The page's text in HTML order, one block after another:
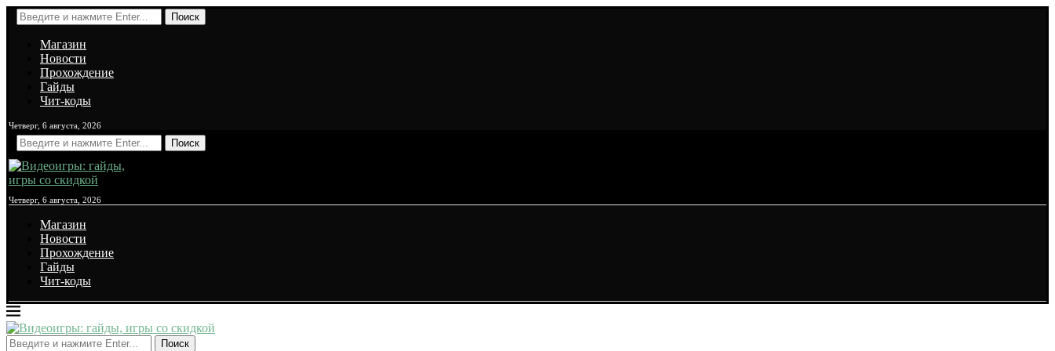
Поиск
Магазин
Новости
Прохождение
Гайды
Чит-коды
Четверг, 6 августа, 2026
Поиск
Четверг, 6 августа, 2026
Магазин
Новости
Прохождение
Гайды
Чит-коды
Поиск